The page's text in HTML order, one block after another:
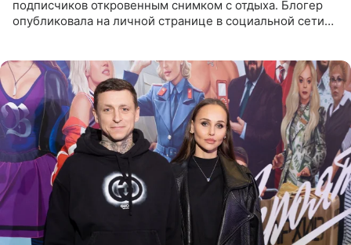
подписчиков откровенным снимком с отдыха. Блогер
опубликовала на личной странице в социальной сети